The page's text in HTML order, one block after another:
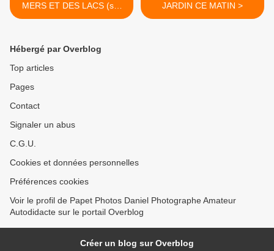
MERS ET DES LACS (sur
plusieurs années ) Remise
JARDIN CE MATIN >
Hébergé par Overblog
Top articles
Pages
Contact
Signaler un abus
C.G.U.
Cookies et données personnelles
Préférences cookies
Voir le profil de Papet Photos Daniel Photographe Amateur
Autodidacte sur le portail Overblog
Créer un blog sur Overblog